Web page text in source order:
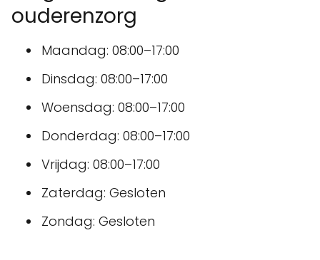
ouderenzorg
Maandag: 08:00–17:00
Dinsdag: 08:00–17:00
Woensdag: 08:00–17:00
Donderdag: 08:00–17:00
Vrijdag: 08:00–17:00
Zaterdag: Gesloten
Zondag: Gesloten